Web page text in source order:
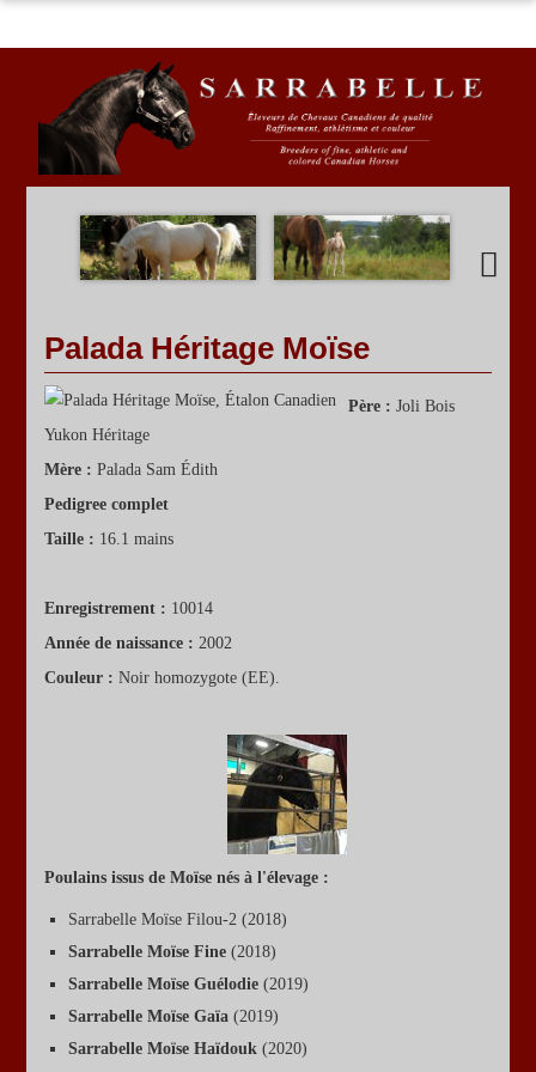
PROGRAMME D'ÉLEVAGE
ÉTALONS
JUMENTS
À VENDRE
ÉVÈNEMENTS SPÉCIAUX
Palada Héritage Moïse
Père : Joli Bois
Yukon Héritage
Mère : Palada Sam Édith
Pedigree complet
Taille : 16.1 mains
Enregistrement : 10014
Année de naissance : 2002
Couleur : Noir homozygote (EE).
Poulains issus de Moïse nés à l'élevage :
Sarrabelle Moïse Filou-2 (2018)
Sarrabelle Moïse Fine (2018)
Sarrabelle Moïse Guélodie (2019)
Sarrabelle Moïse Gaïa (2019)
Sarrabelle Moïse Haïdouk (2020)